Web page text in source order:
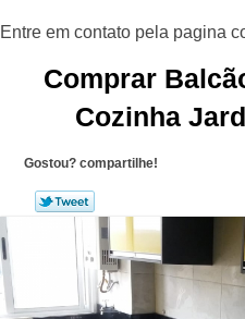
Comprar
Cozinha
Gostou? compartilhe!